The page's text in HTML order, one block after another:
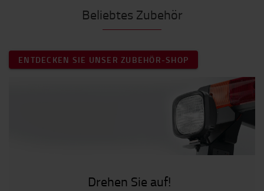
Beliebtes Zubehör
ENTDECKEN SIE UNSER ZUBEHÖR-SHOP
Drehen Sie auf!